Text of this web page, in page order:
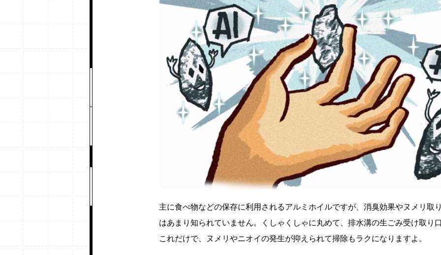
主に食べ物などの保存に利用されるアルミホイルですが、消臭効果やヌメリ取
はあまり知られていません。くしゃくしゃに丸めて、排水溝の生ごみ受け取り
これだけで、ヌメリやニオイの発生が抑えられて掃除もラクになりますよ。